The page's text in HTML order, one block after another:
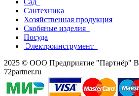
Сад
Сантехника
Хозяйственная продукция
Скобяные изделия
Посуда
Электроинструмент
2025 © ООО Предприятие "Партнёр"
72partner.ru